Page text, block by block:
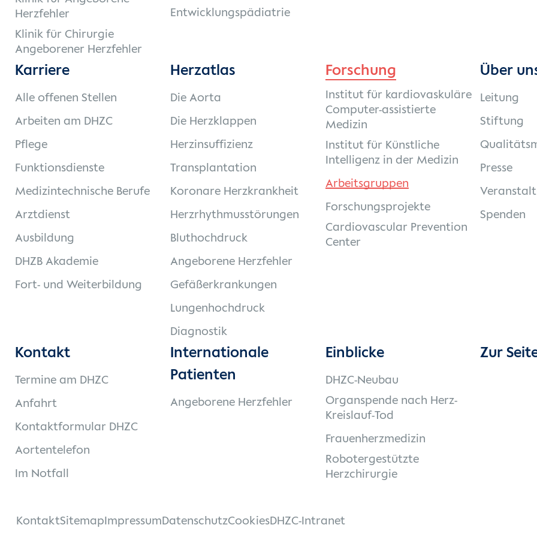
Herzfehler
Klinik für Chirurgie
Angeborener Herzfehler
Entwicklungspädiatrie
Karriere
Alle offenen Stellen
Arbeiten am DHZC
Pflege
Funktionsdienste
Medizintechnische Berufe
Arztdienst
Ausbildung
DHZB Akademie
Fort- und Weiterbildung
Herzatlas
Die Aorta
Die Herzklappen
Herzinsuffizienz
Transplantation
Koronare Herzkrankheit
Herzrhythmusstörungen
Bluthochdruck
Angeborene Herzfehler
Gefäßerkrankungen
Lungenhochdruck
Diagnostik
Forschung
Institut für kardiovaskuläre
Computer-assistierte
Medizin
Institut für Künstliche
Intelligenz in der Medizin
Arbeitsgruppen
Forschungsprojekte
Cardiovascular Prevention
Center
Über
Leitung
Stiftung
Presse
Spenden
Kontakt
Termine am DHZC
Anfahrt
Kontaktformular DHZC
Aortentelefon
Im Notfall
Internationale
Patienten
Angeborene Herzfehler
Einblicke
DHZC-Neubau
Organspende nach Herz-
Kreislauf-Tod
Frauenherzmedizin
Robotergestützte
Herzchirurgie
Zur
KontaktSitemap Impressum DatenschutzCookiesDHZC-Intranet